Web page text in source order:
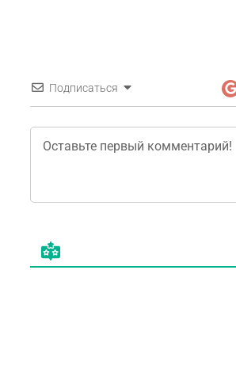
Подписаться